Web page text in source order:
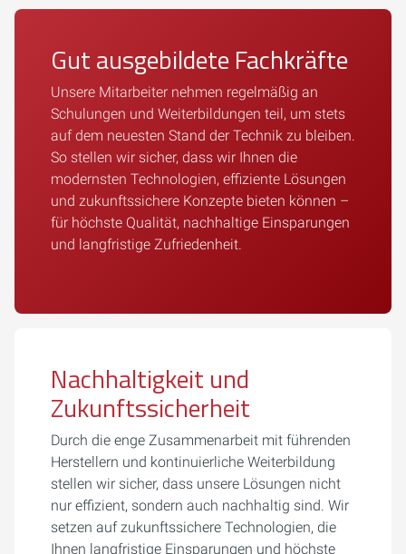
Gut ausgebildete Fachkräfte
Unsere Mitarbeiter nehmen regelmäßig an
Schulungen und Weiterbildungen teil, um stets
auf dem neuesten Stand der Technik zu bleiben.
So stellen wir sicher, dass wir Ihnen die
modernsten Technologien, effiziente Lösungen
und zukunftssichere Konzepte bieten können –
für höchste Qualität, nachhaltige Einsparungen
und langfristige Zufriedenheit.
Nachhaltigkeit und
Zukunftssicherheit
Durch die enge Zusammenarbeit mit führenden
Herstellern und kontinuierliche Weiterbildung
stellen wir sicher, dass unsere Lösungen nicht
nur effizient, sondern auch nachhaltig sind. Wir
setzen auf zukunftssichere Technologien, die
Ihnen langfristige Einsparungen und höchste